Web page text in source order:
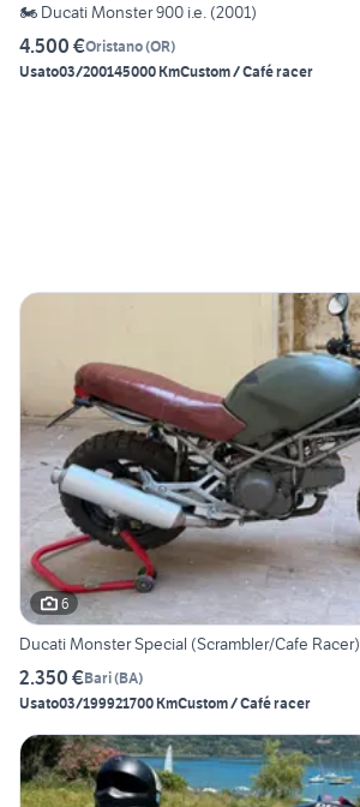
🏍️ Ducati Monster 900 i.e. (2001)
4.500 €Oristano(OR)
Usato03/200145000 KmCustom / Café racer
6
Ducati Monster Special (Scrambler/Cafe Racer)
2.350 €Bari(BA)
Usato03/199921700 KmCustom / Café racer